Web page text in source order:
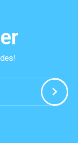
-